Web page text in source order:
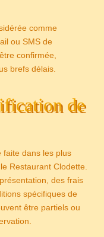
comme
ou SMS de
confirmée,
brefs délais.
de
faite dans les plus
Restaurant Clodette.
des frais
spécifiques de
être partiels ou